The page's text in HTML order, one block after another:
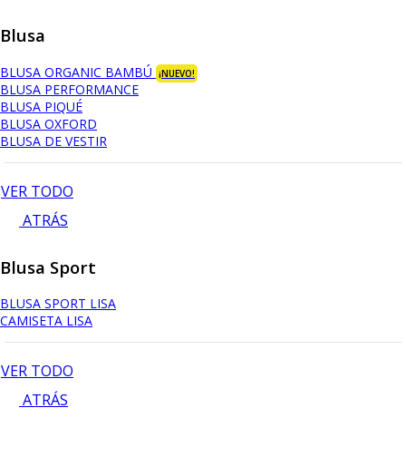
Blusa
BLUSA ORGANIC BAMBÚ ¡NUEVO!
BLUSA PERFORMANCE
BLUSA PIQUÉ
BLUSA OXFORD
BLUSA DE VESTIR
VER TODO
ATRÁS
Blusa Sport
BLUSA SPORT LISA
CAMISETA LISA
VER TODO
ATRÁS